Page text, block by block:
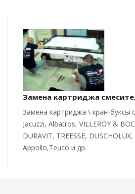
Замена картриджа
Замена картриджа \ кран-буксы
Jacuzzi, Albatros, VILLEROY &
DURAVIT, TREESSE,
Appollo,Teuco и др.